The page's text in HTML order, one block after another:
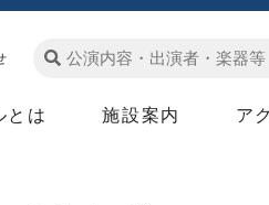
とは 施設案内 ア